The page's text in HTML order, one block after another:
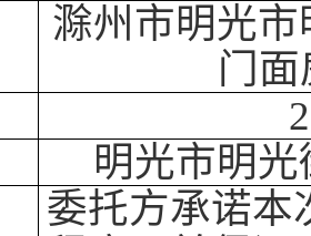
滁州市明光
门面
明光市明
委托方承诺本